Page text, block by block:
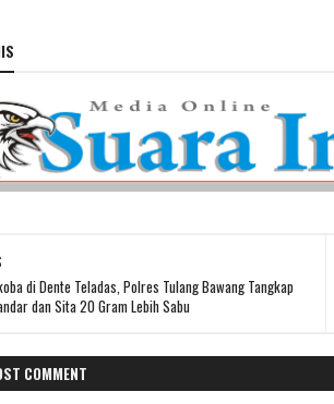
di Dente Teladas, Polres Tulang Bawang Tangkap
dan Sita 20 Gram Lebih Sabu
COMMENT